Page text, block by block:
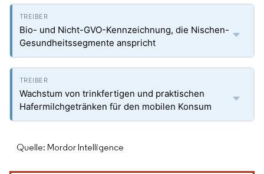
Bio- und Nicht-GVO-Kennzeichnung, die Nischen-
Gesundheitssegmente anspricht
Wachstum von trinkfertigen und praktischen
Hafermilchgetränken für den mobilen Konsum
Quelle: Mordor Intelligence